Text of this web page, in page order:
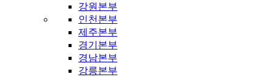
강원본부
인천본부
제주본부
경기본부
경남본부
강릉본부